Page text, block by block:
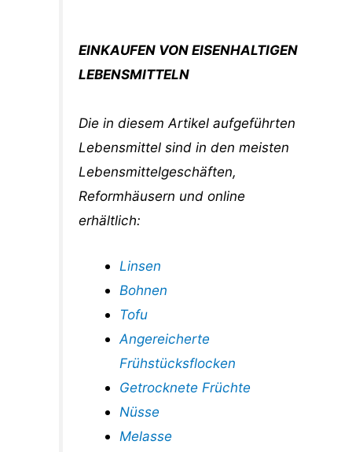
EINKAUFEN VON EISENHALTIGEN
LEBENSMITTELN
Die in diesem Artikel aufgeführten
Lebensmittel sind in den meisten
Lebensmittelgeschäften,
Reformhäusern und online
erhältlich:
Linsen
Bohnen
Tofu
Angereicherte
Frühstücksflocken
Getrocknete Früchte
Nüsse
Melasse